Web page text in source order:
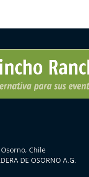
Chile
DE OSORNO A.G.